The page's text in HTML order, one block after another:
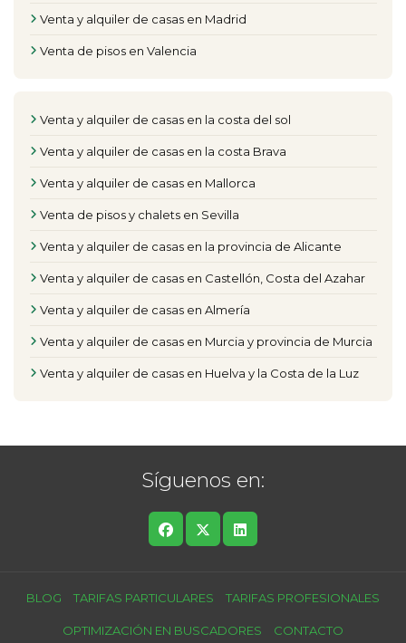
Venta y alquiler de casas en Madrid
Venta de pisos en Valencia
Venta y alquiler de casas en la costa del sol
Venta y alquiler de casas en la costa Brava
Venta y alquiler de casas en Mallorca
Venta de pisos y chalets en Sevilla
Venta y alquiler de casas en la provincia de Alicante
Venta y alquiler de casas en Castellón, Costa del Azahar
Venta y alquiler de casas en Almería
Venta y alquiler de casas en Murcia y provincia de Murcia
Venta y alquiler de casas en Huelva y la Costa de la Luz
Síguenos en:
BLOG TARIFAS PARTICULARES TARIFAS PROFESIONALES
OPTIMIZACIÓN EN BUSCADORES CONTACTO